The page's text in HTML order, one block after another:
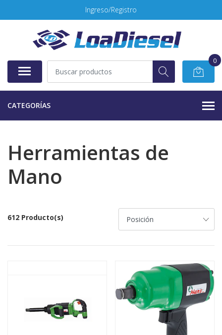
Ingreso/Registro
0
CATEGORÍAS
Herramientas de
Mano
612 Producto(s)